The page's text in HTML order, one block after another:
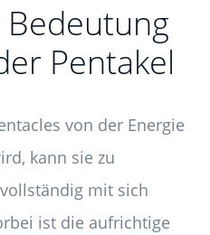
Pentakel
von der Energie
kann sie zu
mit sich
ist die aufrichtige